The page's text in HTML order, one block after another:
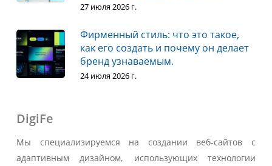
27 июля 2026 г.
Фирменный стиль: что это такое,
как его создать и почему он делает
бренд узнаваемым.
24 июля 2026 г.
DigiFe
Мы специализируемся на создании веб-сайтов с
адаптивным дизайном, использующих технологии